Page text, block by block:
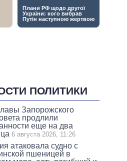
ПОЛИТИКИ
Запорожского
продлили
еще на два
6 августа 2026, 11:26
атаковала судно с
пшеницей в